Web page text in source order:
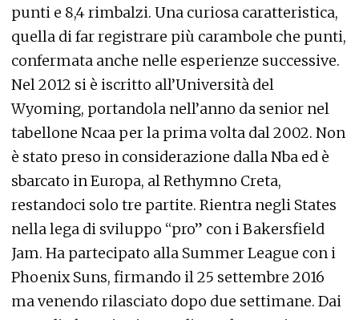
punti e 8,4 rimbalzi. Una curiosa caratteristica,
quella di far registrare più carambole che punti,
confermata anche nelle esperienze successive.
Nel 2012 si è iscritto all’Università del
Wyoming, portandola nell’anno da senior nel
tabellone Ncaa per la prima volta dal 2002. Non
è stato preso in considerazione dalla Nba ed è
sbarcato in Europa, al Rethymno Creta,
restandoci solo tre partite. Rientra negli States
nella lega di sviluppo “pro” con i Bakersfield
Jam. Ha partecipato alla Summer League con i
Phoenix Suns, firmando il 25 settembre 2016
ma venendo rilasciato dopo due settimane. Dai